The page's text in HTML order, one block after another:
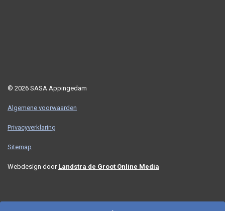
© 2026 SASA Appingedam
Algemene voorwaarden
Privacyverklaring
Sitemap
Webdesign door Landstra de Groot Online Media